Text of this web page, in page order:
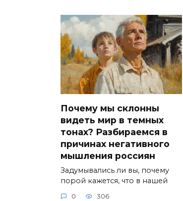
Почему мы склонны
видеть мир в темных
тонах? Разбираемся в
причинах негативного
мышления россиян
Задумывались ли вы, почему
порой кажется, что в нашей
0 306